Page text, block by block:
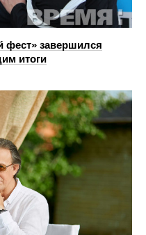
фест» завершился
итоги